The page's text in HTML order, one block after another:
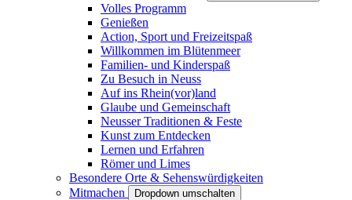
Volles Programm
Genießen
Action, Sport und Freizeitspaß
Willkommen im Blütenmeer
Familien- und Kinderspaß
Zu Besuch in Neuss
Auf ins Rhein(vor)land
Glaube und Gemeinschaft
Neusser Traditionen & Feste
Kunst zum Entdecken
Lernen und Erfahren
Römer und Limes
Besondere Orte & Sehenswürdigkeiten
Mitmachen
Dropdown umschalten